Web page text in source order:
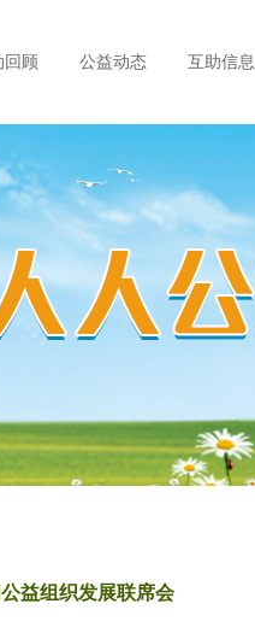
回顾 公益动态 互助信息
益组织发展联席会